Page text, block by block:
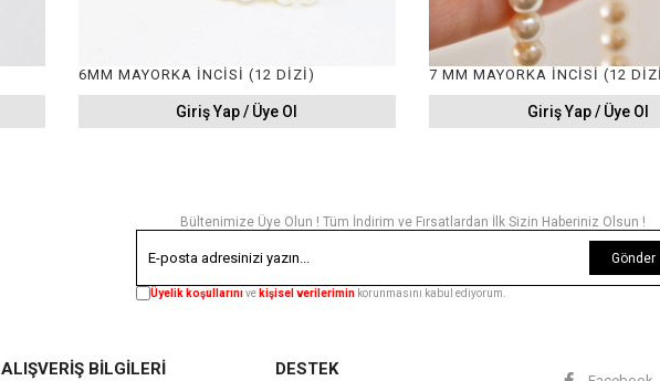
6MM MAYORKA İNCİSİ (12 DİZİ)
Giriş Yap / Üye Ol
7 MM MAYORKA İNCİSİ (12
Giriş Yap / Üye Ol
Bültenimize Üye Olun ! Tüm İndirim ve Fırsatlardan İlk Sizin Haberiniz Olsun !
Gönder
Üyelik koşullarınıve kişisel verilerimin korunmasını kabul ediyorum.
ALIŞVERİŞ BİLGİLERİ DESTEK